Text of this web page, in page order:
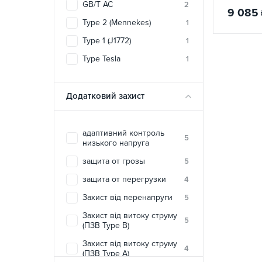
EVEUS
FEYREE
Green Cell
HiSmart 0
Ipengen
SPARKS 0
0
0
UACHARGER 0
ZENCAR
GB/T AC 2
Type 2 (Mennekes) 1
Type 1 (J1772) 1
Type Tesla 1
Додатковий захист
адаптивний контроль
низького напруга
5
защита от грозы 5
защита от перегрузки 4
Захист від перенапруги 5
Захист від витоку струму
(ПЗВ Type B)
5
Захист від витоку струму
(ПЗВ Type А)
4
9 085